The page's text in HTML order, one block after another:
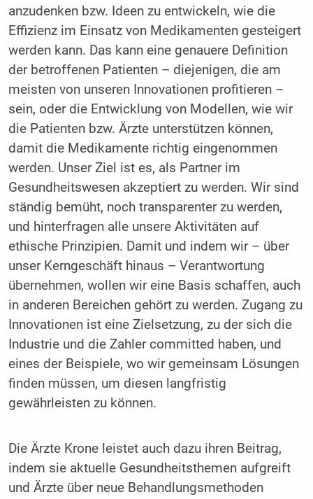
anzudenken bzw. Ideen zu entwickeln, wie die
Effizienz im Einsatz von Medikamenten gesteigert
werden kann. Das kann eine genauere Definition
der betroffenen Patienten – diejenigen, die am
meisten von unseren Innovationen profitieren –
sein, oder die Entwicklung von Modellen, wie wir
die Patienten bzw. Ärzte unterstützen können,
damit die Medikamente richtig eingenommen
werden. Unser Ziel ist es, als Partner im
Gesundheitswesen akzeptiert zu werden. Wir sind
ständig bemüht, noch transparenter zu werden,
und hinterfragen alle unsere Aktivitäten auf
ethische Prinzipien. Damit und indem wir – über
unser Kerngeschäft hinaus – Verantwortung
übernehmen, wollen wir eine Basis schaffen, auch
in anderen Bereichen gehört zu werden. Zugang zu
Innovationen ist eine Zielsetzung, zu der sich die
Industrie und die Zahler committed haben, und
eines der Beispiele, wo wir gemeinsam Lösungen
finden müssen, um diesen langfristig
gewährleisten zu können.
Die Ärzte Krone leistet auch dazu ihren Beitrag,
indem sie aktuelle Gesundheitsthemen aufgreift
und Ärzte über neue Behandlungsmethoden